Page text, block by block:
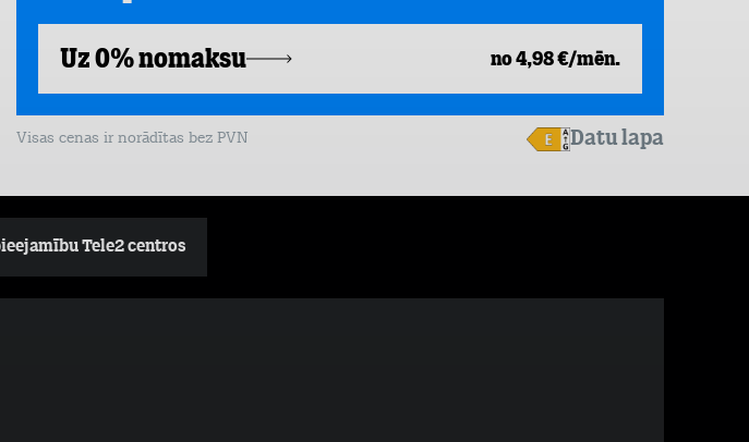
Uz 0% nomaksu no 4,98 €/mēn.
Visas cenas ir norādītas bez PVN Datu lapa
Tele2 centros